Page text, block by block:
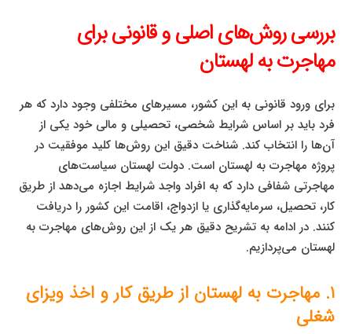
بررسی روش‌های اصلی و قانونی برای
مهاجرت به لهستان
برای ورود قانونی به این کشور، مسیرهای مختلفی وجود دارد که هر
فرد باید بر اساس شرایط شخصی، تحصیلی و مالی خود یکی از
آن‌ها را انتخاب کند. شناخت دقیق این روش‌ها کلید موفقیت در
پروژه مهاجرت به لهستان است. دولت لهستان سیاست‌های
مهاجرتی شفافی دارد که به افراد واجد شرایط اجازه می‌دهد از طریق
کار، تحصیل، سرمایه‌گذاری یا ازدواج، اقامت این کشور را دریافت
کنند. در ادامه به تشریح دقیق هر یک از این روش‌های مهاجرت به
لهستان می‌پردازیم.
۱. مهاجرت به لهستان از طریق کار و اخذ ویزای
شغلی